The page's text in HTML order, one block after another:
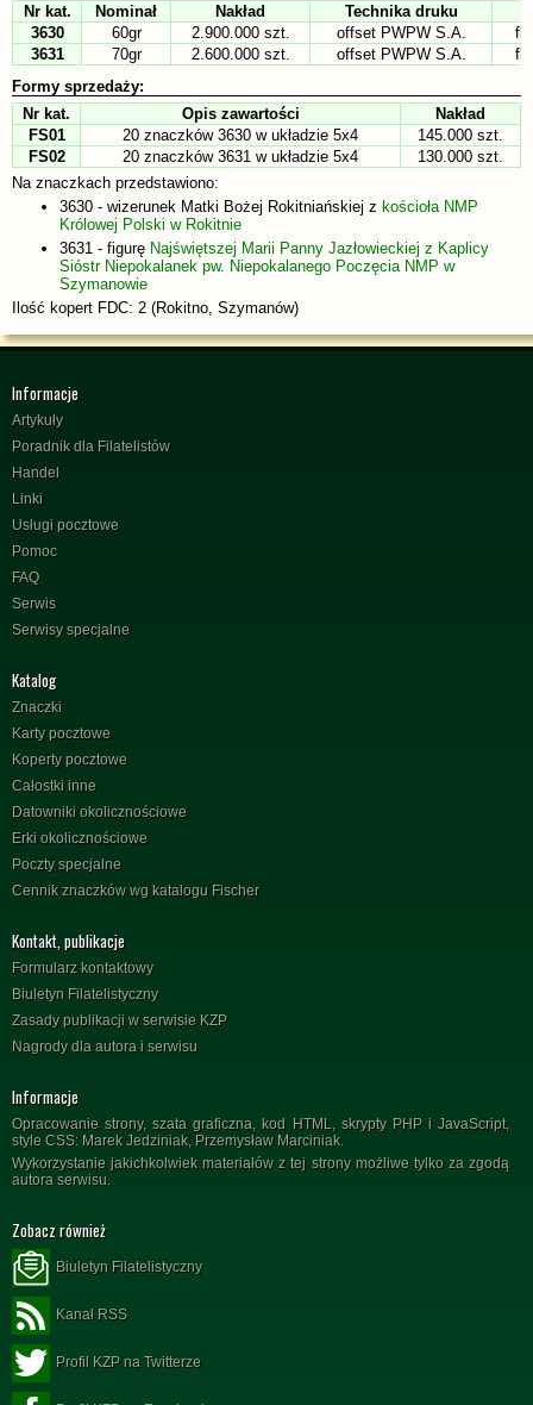
Nr kat.
Nominał Nakład
Technika druku
3630
60gr 2.900.000 szt. offset PWPW S.A.
3631
70gr 2.600.000 szt. offset PWPW S.A.
Formy sprzedaży:
Nr kat.
Opis zawartości
Nakład
FS01
20 znaczków 3630 w układzie 5x4
145.000 szt.
FS02
20 znaczków 3631 w układzie 5x4
130.000 szt.
Na znaczkach przedstawiono:
3630 - wizerunek Matki Bożej Rokitniańskiej z kościoła NMP
Królowej Polski w Rokitnie
3631 - figurę Najświętszej Marii Panny Jazłowieckiej z Kaplicy
Sióstr Niepokalanek pw. Niepokalanego Poczęcia NMP w
Szymanowie
Ilość kopert FDC: 2 (Rokitno, Szymanów)
Informacje
Artykuły
Poradnik dla Filatelistów
Handel
Linki
Usługi pocztowe
Pomoc
FAQ
Serwis
Serwisy specjalne
Katalog
Znaczki
Karty pocztowe
Koperty pocztowe
Całostki inne
Datowniki okolicznościowe
Erki okolicznościowe
Poczty specjalne
Cennik znaczków wg katalogu Fischer
Kontakt, publikacje
Formularz kontaktowy
Biuletyn Filatelistyczny
Zasady publikacji w serwisie KZP
Nagrody dla autora i serwisu
Informacje
Opracowanie strony, szata graficzna, kod HTML, skrypty PHP i JavaScript,
style CSS: Marek Jedziniak, Przemysław Marciniak.
Wykorzystanie jakichkolwiek materiałów z tej strony możliwe tylko za zgodą
autora serwisu.
Zobacz również
Biuletyn Filatelistyczny
Kanał RSS
Profil KZP na Twitterze